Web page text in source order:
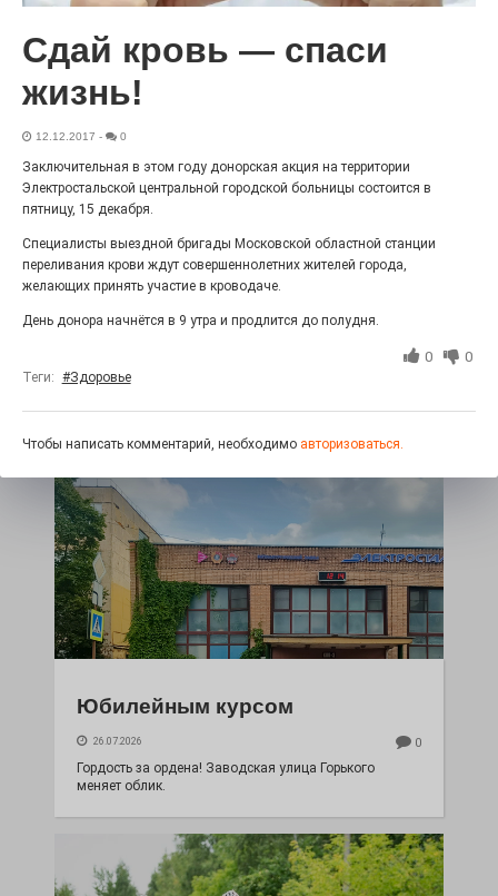
27.07.2026 0
Радость в квадрате! На этой неделе электростальцев
дважды порадует проект «Районы-кварталы».
26.07.2026
«С ними дядька Черномор»
Юбилейным курсом
26.07.2026 0
Гордость за ордена! Заводская улица Горького
меняет облик.
Сдай кровь — спаси
жизнь!
12.12.2017 - 0
Заключительная в этом году донорская акция на территории
Электростальской центральной городской больницы состоится в
пятницу, 15 декабря.
Специалисты выездной бригады Московской областной станции
переливания крови ждут совершеннолетних жителей города,
желающих принять участие в кроводаче.
День донора начнётся в 9 утра и продлится до полудня.
0 0
Теги: #Здоровье
Чтобы написать комментарий, необходимо авторизоваться.